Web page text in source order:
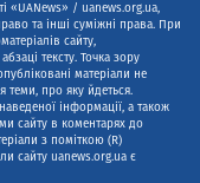
«UANews» / uanews.org.ua,
та інші суміжні права. При
сайту,
тексту. Точка зору
матеріали не
теми, про яку йдеться.
інформації, а також
сайту в коментарях до
з поміткою (R)
сайту uanews.org.ua є